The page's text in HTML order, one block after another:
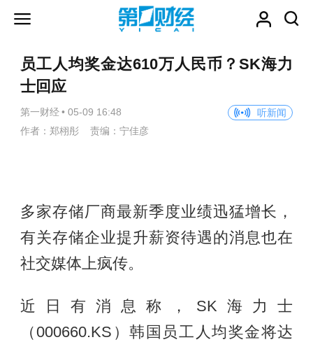
员工人均奖金达610万人民币？SK海力
士回应
第一财经 • 05-09 16:48
听新闻
作者：郑栩彤 责编：宁佳彦
多家存储厂商最新季度业绩迅猛增长，
有关存储企业提升薪资待遇的消息也在
社交媒体上疯传。
近日有消息称，SK海力士
（000660.KS）韩国员工人均奖金将达